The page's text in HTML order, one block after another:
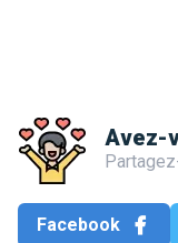
Avez-
Facebook